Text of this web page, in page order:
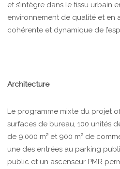
et s’intègre dans le tissu urbain
environnement de qualité et en
cohérente et dynamique de
Architecture
Le programme mixte du projet
surfaces de bureau, 100 unités
de 9.000 m² et 900 m² de
une des entrées au parking
public et un ascenseur PMR